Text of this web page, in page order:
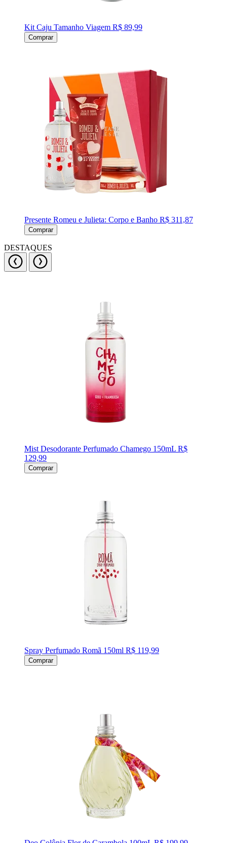
Kit Caju Tamanho Viagem R$ 89,99
Comprar
Presente Romeu e Julieta: Corpo e Banho R$ 311,87
Comprar
DESTAQUES
Mist Desodorante Perfumado Chamego 150mL R$
129,99
Comprar
Spray Perfumado Romã 150ml R$ 119,99
Comprar